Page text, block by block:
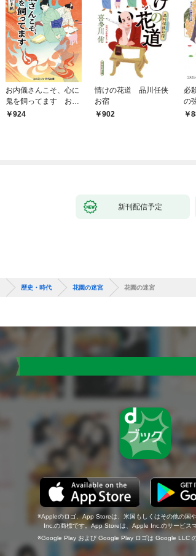
お内儀さんこそ、心に
鬼を飼ってます おけ
いの戯作手帖
924
情けの花道 品川任侠
お宿
902
必
の
新刊配信予定
歴史・時代 花園の迷宮 花園の迷宮
Appleのロゴ、App Storeは、米国もしくはその他の国
Inc.の商標です。App Storeは、Apple Inc.のサービス
Google Play および Google Play ロゴは Google LLC の